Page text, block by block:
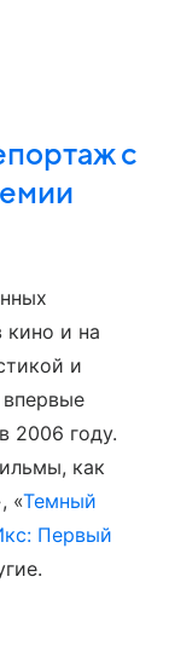
с
кино и на
и
2006 году.
как
«Темный
Первый